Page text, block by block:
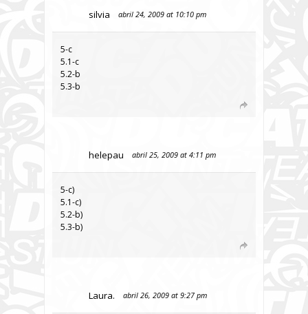
silvia abril 24, 2009 at 10:10 pm
5-c
5.1-c
5.2-b
5.3-b
helepau abril 25, 2009 at 4:11 pm
5-c)
5.1-c)
5.2-b)
5.3-b)
Laura. abril 26, 2009 at 9:27 pm